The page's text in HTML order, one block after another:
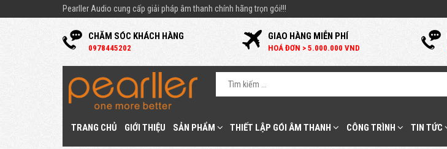
Pearller Audio cung cấp giải pháp âm thanh chính hãng trọn gói!!!
CHĂM SÓC KHÁCH HÀNG
0978445202
GIAO HÀNG MIỄN PHÍ
HOÁ ĐƠN > 5.000.000 VND
TRANG CHỦ GIỚI THIỆU SẢN PHẨM THIẾT LẬP GÓI ÂM THANH CÔNG TRÌNH TIN TỨC